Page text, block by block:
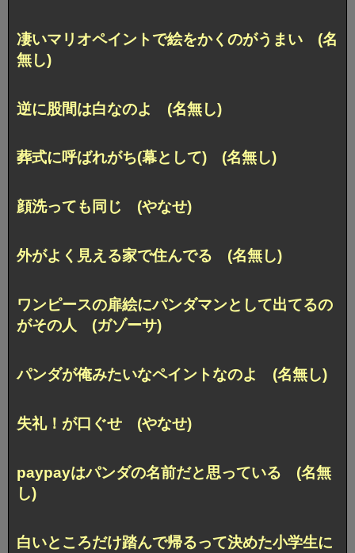
凄いマリオペイントで絵をかくのがうまい (名
無し)
逆に股間は白なのよ (名無し)
葬式に呼ばれがち(幕として) (名無し)
顔洗っても同じ (やなせ)
外がよく見える家で住んでる (名無し)
ワンピースの扉絵にパンダマンとして出てるの
がその人 (ガゾーサ)
パンダが俺みたいなペイントなのよ (名無し)
失礼！が口ぐせ (やなせ)
paypayはパンダの名前だと思っている (名無
し)
白いところだけ踏んで帰るって決めた小学生に